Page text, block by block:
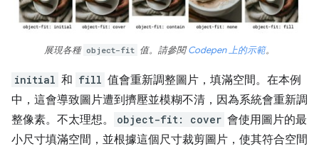
展現各種 object-fit 值。請參閱Codepen 上的示範。
initial 和 fill 值會重新調整圖片，填滿空間。在本例
中，這會導致圖片遭到擠壓並模糊不清，因為系統會重新調
整像素。不太理想。
object-fit: cover 會使用圖片的最
小尺寸填滿空間，並根據這個尺寸裁剪圖片，使其符合空間